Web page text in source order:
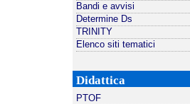
Bandi e avvisi
Determine Ds
TRINITY
Elenco siti tematici
Didattica
PTOF